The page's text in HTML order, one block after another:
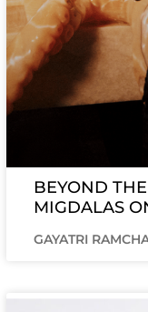
BEYOND
MIGDALAS
GAYATRI